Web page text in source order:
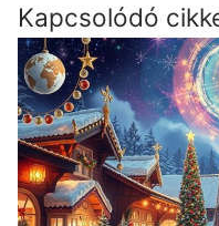
Kapcsolódó